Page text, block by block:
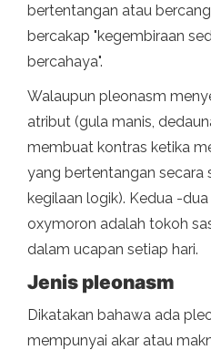
bertentangan atau
bercakap "kegembiraan
bercahaya".
Walaupun pleonasm
atribut (gula manis,
membuat kontras ketika
yang bertentangan secara
kegilaan logik). Kedua -
oxymoron adalah tokoh
dalam ucapan setiap hari.
Jenis pleonasm
Dikatakan bahawa ada
mempunyai akar atau